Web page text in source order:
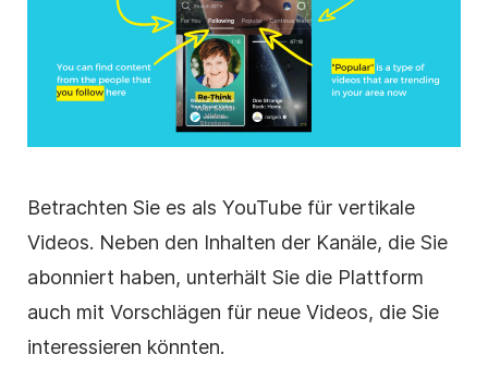
Betrachten Sie es als YouTube für vertikale
Videos. Neben den Inhalten der Kanäle, die Sie
abonniert haben, unterhält Sie die Plattform
auch mit Vorschlägen für neue Videos, die Sie
interessieren könnten.